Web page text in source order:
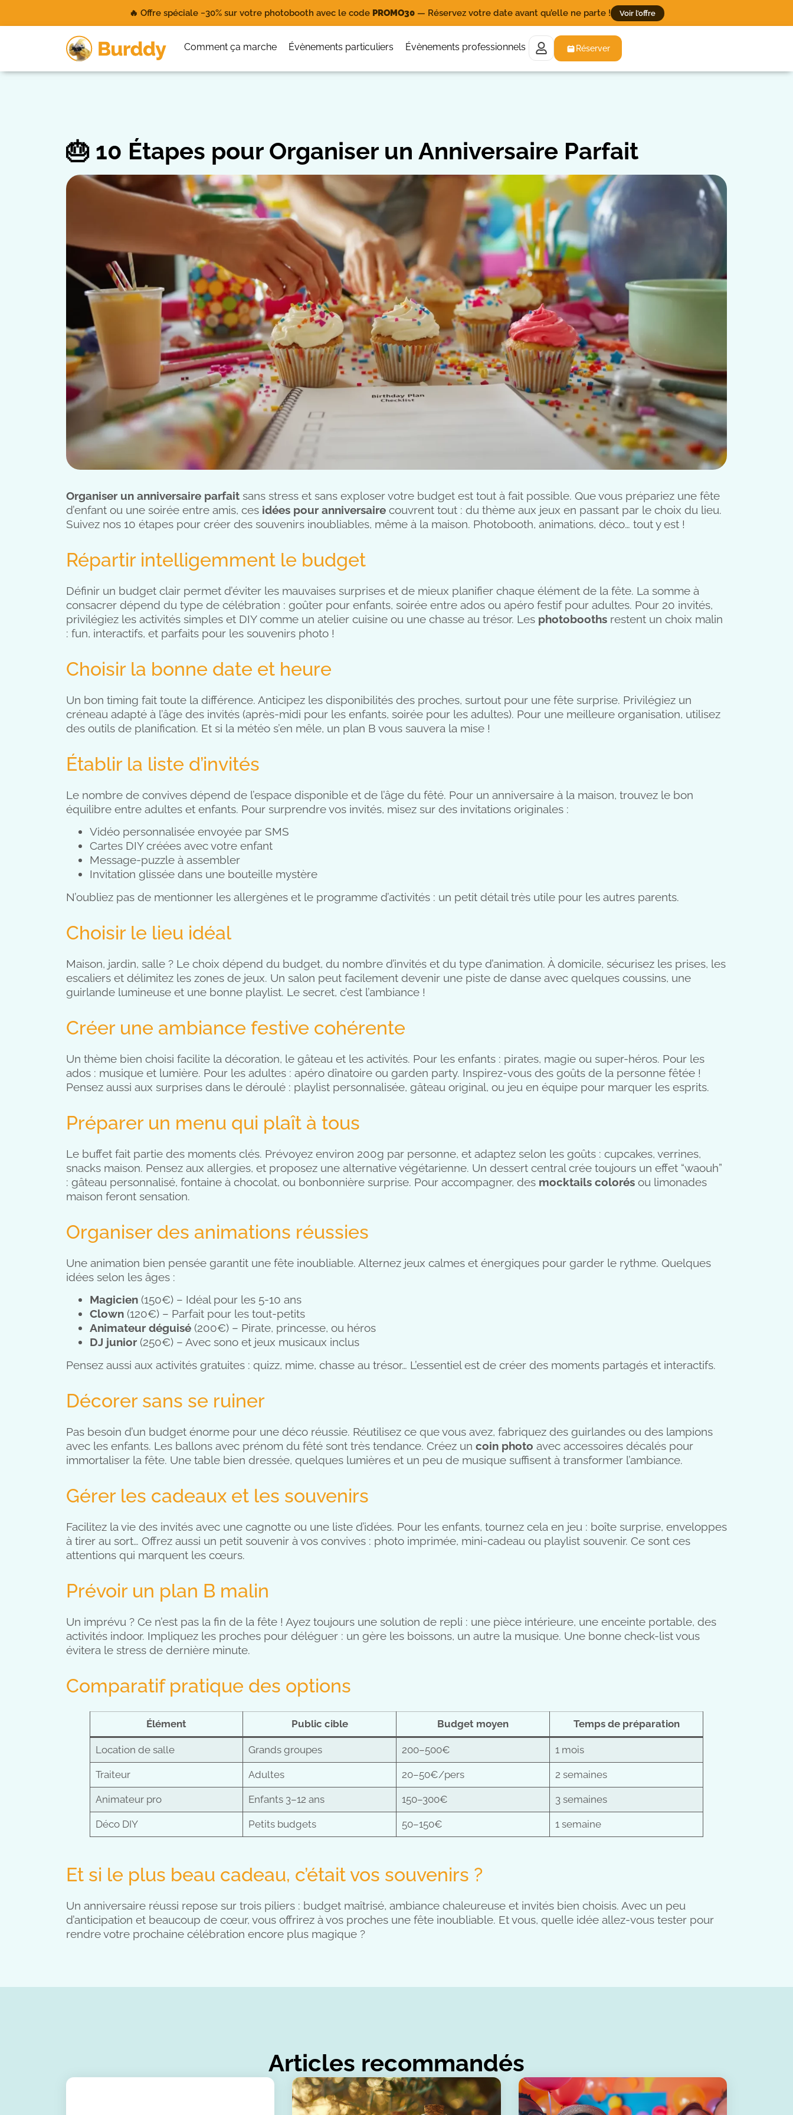
🔥 Offre spéciale −30% sur votre photobooth avec le code PROMO30— Réservez votre date avant qu’elle ne parte ! Voir l’offre
Comment ça marche Évènements particuliers Évènements professionnels Réserver
🎂 10 Étapes pour Organiser un Anniversaire Parfait
Organiser un anniversaire parfait sans stress et sans exploser votre budget est tout à fait possible. Que vous prépariez une fête
d’enfant ou une soirée entre amis, ces idées pour anniversaire couvrent tout : du thème aux jeux en passant par le choix du lieu.
Suivez nos 10 étapes pour créer des souvenirs inoubliables, même à la maison. Photobooth, animations, déco… tout y est !
Répartir intelligemment le budget
Définir un budget clair permet d’éviter les mauvaises surprises et de mieux planifier chaque élément de la fête. La somme à
consacrer dépend du type de célébration : goûter pour enfants, soirée entre ados ou apéro festif pour adultes. Pour 20 invités,
privilégiez les activités simples et DIY comme un atelier cuisine ou une chasse au trésor. Les photobooths restent un choix malin
: fun, interactifs, et parfaits pour les souvenirs photo !
Choisir la bonne date et heure
Un bon timing fait toute la différence. Anticipez les disponibilités des proches, surtout pour une fête surprise. Privilégiez un
créneau adapté à l’âge des invités (après-midi pour les enfants, soirée pour les adultes). Pour une meilleure organisation, utilisez
des outils de planification. Et si la météo s’en mêle, un plan B vous sauvera la mise !
Établir la liste d’invités
Le nombre de convives dépend de l’espace disponible et de l’âge du fêté. Pour un anniversaire à la maison, trouvez le bon
équilibre entre adultes et enfants. Pour surprendre vos invités, misez sur des invitations originales :
Vidéo personnalisée envoyée par SMS
Cartes DIY créées avec votre enfant
Message-puzzle à assembler
Invitation glissée dans une bouteille mystère
N’oubliez pas de mentionner les allergènes et le programme d’activités : un petit détail très utile pour les autres parents.
Choisir le lieu idéal
Maison, jardin, salle ? Le choix dépend du budget, du nombre d’invités et du type d’animation. À domicile, sécurisez les prises, les
escaliers et délimitez les zones de jeux. Un salon peut facilement devenir une piste de danse avec quelques coussins, une
guirlande lumineuse et une bonne playlist. Le secret, c’est l’ambiance !
Créer une ambiance festive cohérente
Un thème bien choisi facilite la décoration, le gâteau et les activités. Pour les enfants : pirates, magie ou super-héros. Pour les
ados : musique et lumière. Pour les adultes : apéro dînatoire ou garden party. Inspirez-vous des goûts de la personne fêtée !
Pensez aussi aux surprises dans le déroulé : playlist personnalisée, gâteau original, ou jeu en équipe pour marquer les esprits.
Préparer un menu qui plaît à tous
Le buffet fait partie des moments clés. Prévoyez environ 200g par personne, et adaptez selon les goûts : cupcakes, verrines,
snacks maison. Pensez aux allergies, et proposez une alternative végétarienne. Un dessert central crée toujours un effet “waouh”
: gâteau personnalisé, fontaine à chocolat, ou bonbonnière surprise. Pour accompagner, des mocktails colorés ou limonades
maison feront sensation.
Organiser des animations réussies
Une animation bien pensée garantit une fête inoubliable. Alternez jeux calmes et énergiques pour garder le rythme. Quelques
idées selon les âges :
Magicien (150€) – Idéal pour les 5-10 ans
Clown (120€) – Parfait pour les tout-petits
Animateur déguisé (200€) – Pirate, princesse, ou héros
DJ junior (250€) – Avec sono et jeux musicaux inclus
Pensez aussi aux activités gratuites : quizz, mime, chasse au trésor… L’essentiel est de créer des moments partagés et interactifs.
Décorer sans se ruiner
Pas besoin d’un budget énorme pour une déco réussie. Réutilisez ce que vous avez, fabriquez des guirlandes ou des lampions
avec les enfants. Les ballons avec prénom du fêté sont très tendance. Créez un coin photo avec accessoires décalés pour
immortaliser la fête. Une table bien dressée, quelques lumières et un peu de musique suffisent à transformer l’ambiance.
Gérer les cadeaux et les souvenirs
Facilitez la vie des invités avec une cagnotte ou une liste d’idées. Pour les enfants, tournez cela en jeu : boîte surprise, enveloppes
à tirer au sort… Offrez aussi un petit souvenir à vos convives : photo imprimée, mini-cadeau ou playlist souvenir. Ce sont ces
attentions qui marquent les cœurs.
Prévoir un plan B malin
Un imprévu ? Ce n’est pas la fin de la fête ! Ayez toujours une solution de repli : une pièce intérieure, une enceinte portable, des
activités indoor. Impliquez les proches pour déléguer : un gère les boissons, un autre la musique. Une bonne check-list vous
évitera le stress de dernière minute.
Comparatif pratique des options
Élément Public cible Budget moyen Temps de préparation
Location de salle Grands groupes 200–500€ 1 mois
Traiteur Adultes 20–50€/pers 2 semaines
Animateur pro Enfants 3–12 ans 150–300€ 3 semaines
Déco DIY Petits budgets 50–150€ 1 semaine
Et si le plus beau cadeau, c’était vos souvenirs ?
Un anniversaire réussi repose sur trois piliers : budget maîtrisé, ambiance chaleureuse et invités bien choisis. Avec un peu
d’anticipation et beaucoup de cœur, vous offrirez à vos proches une fête inoubliable. Et vous, quelle idée allez-vous tester pour
rendre votre prochaine célébration encore plus magique ?
Articles recommandés